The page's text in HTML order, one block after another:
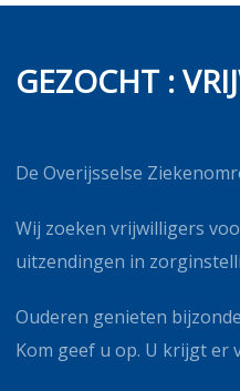
GEZOCHT :
De Overijsselse
Wij zoeken vrijwilligers
uitzendingen in
Ouderen genieten
Kom geef u op. U krijgt er